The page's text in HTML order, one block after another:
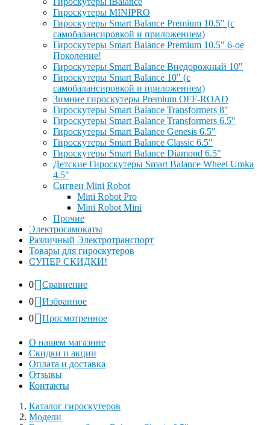
Гироскутеры MINIPRO
Гироскутеры Smart Balance Premium 10.5" (с
самобалансировкой и приложением)
Гироскутеры Smart Balance Premium 10.5" 6-ое
Поколение!
Гироскутеры Smart Balance Внедорожный 10"
Гироскутеры Smart Balance 10" (с
самобалансировкой и приложением)
Зимние гироскутеры Premium OFF-ROAD
Гироскутеры Smart Balance Transformers 8"
Гироскутеры Smart Balance Transformers 6.5"
Гироскутеры Smart Balance Genesis 6.5"
Гироскутеры Smart Balance Classic 6.5"
Гироскутеры Smart Balance Diamond 6.5"
Детские Гироскутеры Smart Balance Wheel Umka
4.5"
Сигвеи Mini Robot
Mini Robot Pro
Mini Robot Mini
Прочие
Электросамокаты
Различный Электротранспорт
Товары для гироскутеров
СУПЕР СКИДКИ!
0
Сравнение
0
Избранное
0
Просмотренное
О нашем магазине
Скидки и акции
Оплата и доставка
Отзывы
Контакты
Каталог гироскутеров
Модели